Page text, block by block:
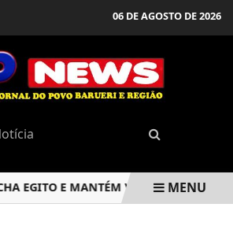
06 DE AGOSTO DE 2026
E MANTÉM VIVO O SONHO DO
MENU